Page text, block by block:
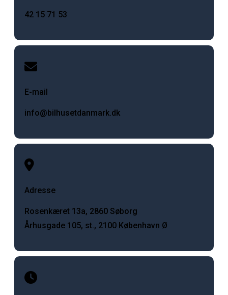
42 15 71 53
E-mail
info@bilhusetdanmark.dk
Adresse
Rosenkæret 13a, 2860 Søborg
Århusgade 105, st., 2100 København Ø